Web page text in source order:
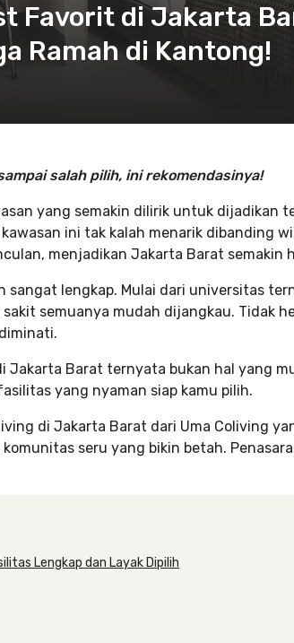
Favorit di Jakarta
Ramah di Kantong!
salah pilih, ini rekomendasinya!
yang semakin dilirik untuk dijadikan
ini tak kalah menarik dibanding
menjadikan Jakarta Barat semakin
sangat lengkap. Mulai dari universitas
semuanya mudah dijangkau. Tidak
Jakarta Barat ternyata bukan hal yang
yang nyaman siap kamu pilih.
di Jakarta Barat dari Uma Coliving
seru yang bikin betah.
Lengkap dan Layak Dipilih